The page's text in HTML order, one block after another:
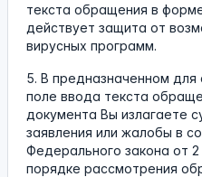
текста обращения в
действует защита от
вирусных программ.
5. В предназначенном для
поле ввода текста
документа Вы излагаете
заявления или жалобы в
Федерального закона от
порядке рассмотрения